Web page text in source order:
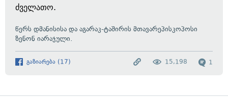
ძველათო.
წერს დმანისისა და აგარაკ-ტაშირის მთავარეპისკოპოსი
ზენონ იარაჯული.
გაზიარება (17) 1
15,198